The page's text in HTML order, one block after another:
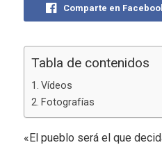
Comparte en
Tabla de contenidos
Vídeos
Fotografías
«El pueblo será el que